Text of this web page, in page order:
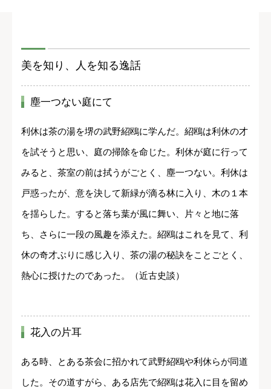
美を知り、人を知る逸話
塵一つない庭にて
利休は茶の湯を堺の武野紹鴎に学んだ。紹鴎は利休の才
を試そうと思い、庭の掃除を命じた。利休が庭に行って
みると、茶室の前は拭うがごとく、塵一つない。利休は
戸惑ったが、意を決して新緑が滴る林に入り、木の１本
を揺らした。すると落ち葉が風に舞い、片々と地に落
ち、さらに一段の風趣を添えた。紹鴎はこれを見て、利
休の奇才ぶりに感じ入り、茶の湯の秘訣をことごとく、
熱心に授けたのであった。（近古史談）
花入の片耳
ある時、とある茶会に招かれて武野紹鴎や利休らが同道
した。その道すがら、ある店先で紹鴎は花入に目を留め